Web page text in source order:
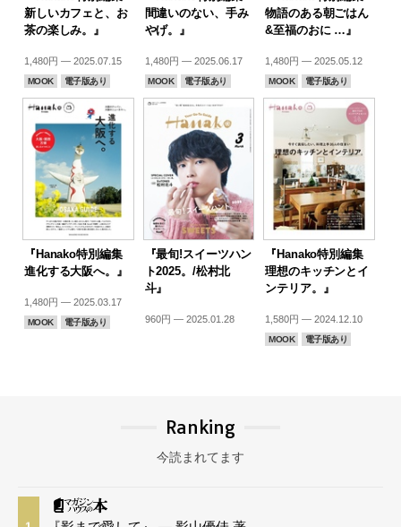
新しいカフェと、お
茶の楽しみ。』
1,480円 — 2025.07.15
MOOK 電子版あり
間違いのない、手み
やげ。』
1,480円 — 2025.06.17
MOOK 電子版あり
物語のある朝ごはん
&至福のおに …』
1,480円 — 2025.05.12
MOOK 電子版あり
『Hanako特別編集
進化する大阪へ。』
1,480円 — 2025.03.17
MOOK 電子版あり
『最旬!スイーツハン
ト2025。/松村北
斗』
960円 — 2025.01.28
『Hanako特別編集
理想のキッチンとイ
ンテリア。』
1,580円 — 2024.12.10
MOOK 電子版あり
Ranking
今読まれてます